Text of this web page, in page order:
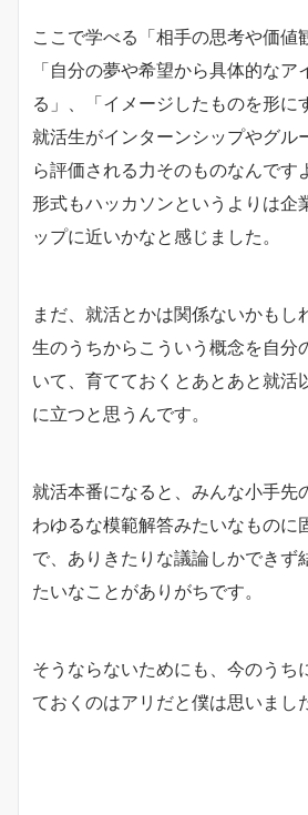
ここで学べる「相手の思考や価値
「自分の夢や希望から具体的なア
る」、「イメージしたものを形に
就活生がインターンシップやグル
ら評価される力そのものなんです
形式もハッカソンというよりは企
ップに近いかなと感じました。
まだ、就活とかは関係ないかもし
生のうちからこういう概念を自分
いて、育てておくとあとあと就活
に立つと思うんです。
就活本番になると、みんな小手先
わゆるな模範解答みたいなものに
で、ありきたりな議論しかできず
たいなことがありがちです。
そうならないためにも、今のうち
ておくのはアリだと僕は思いまし